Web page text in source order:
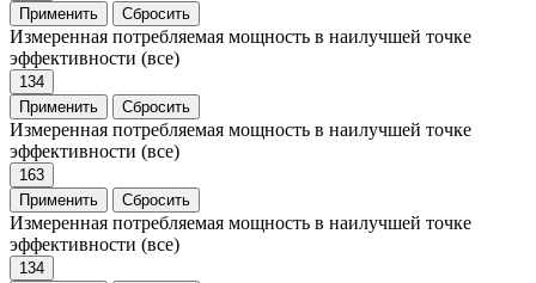
Применить
Сбросить
Измеренная потребляемая мощность в наилучшей точке
эффективности (все)
134
Применить
Сбросить
Измеренная потребляемая мощность в наилучшей точке
эффективности (все)
163
Применить
Сбросить
Измеренная потребляемая мощность в наилучшей точке
эффективности (все)
134